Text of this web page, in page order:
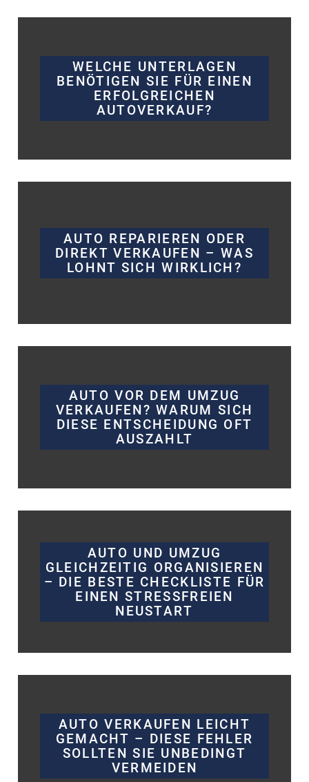
WELCHE UNTERLAGEN
BENÖTIGEN SIE FÜR EINEN
ERFOLGREICHEN
AUTOVERKAUF?
AUTO REPARIEREN ODER
DIREKT VERKAUFEN – WAS
LOHNT SICH WIRKLICH?
AUTO VOR DEM UMZUG
VERKAUFEN? WARUM SICH
DIESE ENTSCHEIDUNG OFT
AUSZAHLT
AUTO UND UMZUG
GLEICHZEITIG ORGANISIEREN
– DIE BESTE CHECKLISTE FÜR
EINEN STRESSFREIEN
NEUSTART
AUTO VERKAUFEN LEICHT
GEMACHT – DIESE FEHLER
SOLLTEN SIE UNBEDINGT
VERMEIDEN